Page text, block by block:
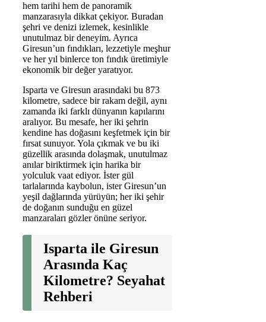
hem tarihi hem de panoramik
manzarasıyla dikkat çekiyor. Buradan
şehri ve denizi izlemek, kesinlikle
unutulmaz bir deneyim. Ayrıca
Giresun’un fındıkları, lezzetiyle meşhur
ve her yıl binlerce ton fındık üretimiyle
ekonomik bir değer yaratıyor.
Isparta ve Giresun arasındaki bu 873
kilometre, sadece bir rakam değil, aynı
zamanda iki farklı dünyanın kapılarını
aralıyor. Bu mesafe, her iki şehrin
kendine has doğasını keşfetmek için bir
fırsat sunuyor. Yola çıkmak ve bu iki
güzellik arasında dolaşmak, unutulmaz
anılar biriktirmek için harika bir
yolculuk vaat ediyor. İster gül
tarlalarında kaybolun, ister Giresun’un
yeşil dağlarında yürüyün; her iki şehir
de doğanın sunduğu en güzel
manzaraları gözler önüne seriyor.
Isparta ile Giresun
Arasında Kaç
Kilometre? Seyahat
Rehberi